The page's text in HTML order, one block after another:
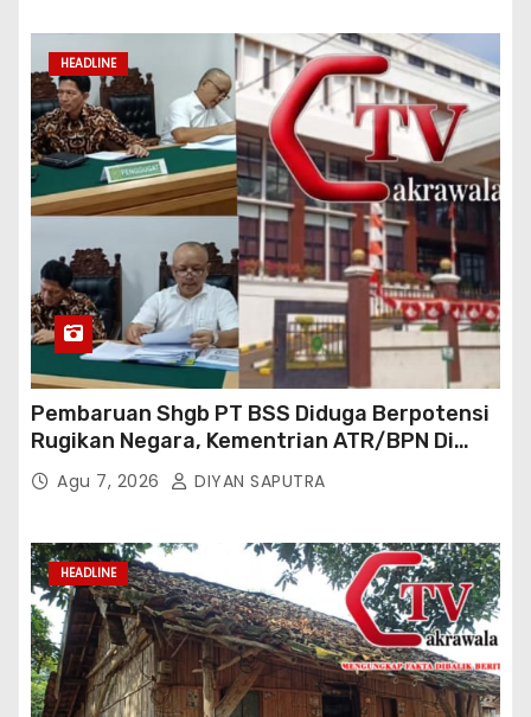
Bertindak
HEADLINE
Pembaruan Shgb PT BSS Diduga Berpotensi
Rugikan Negara, Kementrian ATR/BPN Di
Gugat Di PTUN Jakarta
Agu 7, 2026 DIYAN SAPUTRA
HEADLINE